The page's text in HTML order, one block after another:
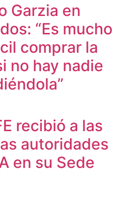
Garzia en
“Es mucho
comprar la
no hay nadie
recibió a las
autoridades
en su Sede